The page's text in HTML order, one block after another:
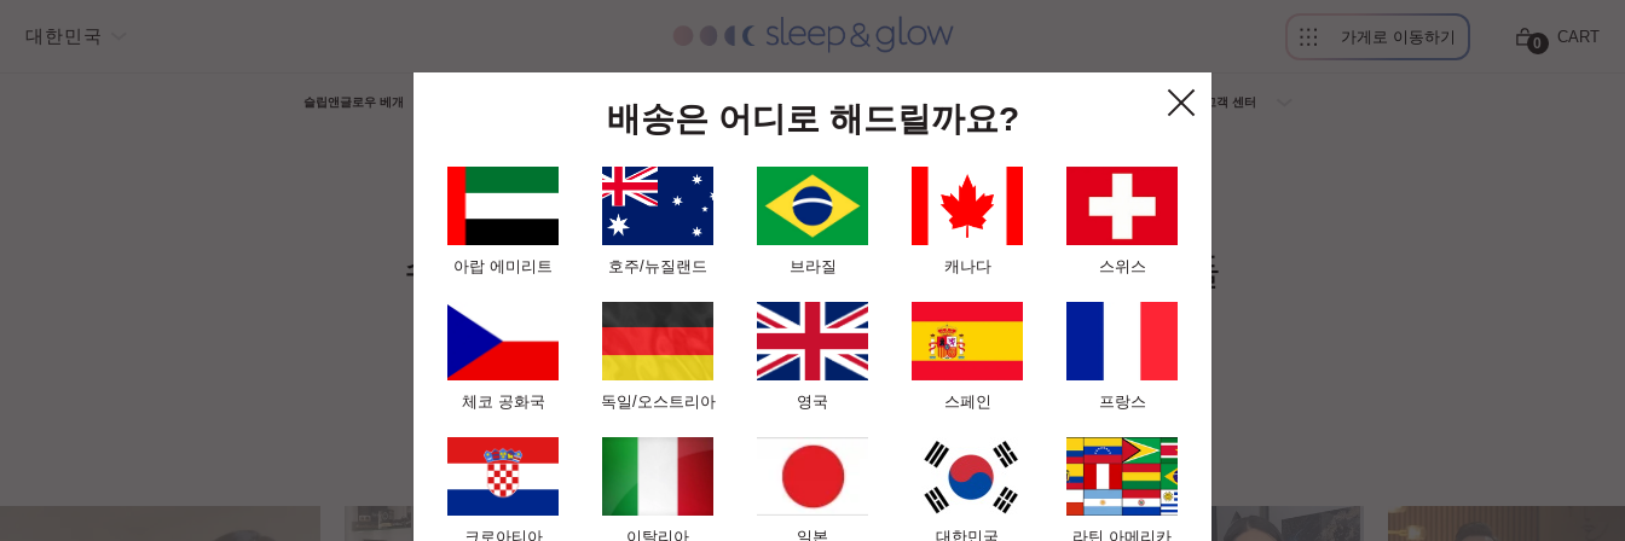
대한민국 가게로 이동하기 CART
0
슬립앤글로우 베개 슬립앤글로우 실크 컬렉션 당사의 과학 고객 센터
수상내역 및 슬립앤글로우를 추천하는 전문가들
"슬립앤글로우 베개는 주름방지를 위한 뛰어난 발명품입니다"
- Dr. David Shafer, New York, USA
배송은 어디로 해드릴까요?
아랍 에미리트 호주/뉴질랜드 브라질 캐나다 스위스
체코 공화국 독일/오스트리아 영국 스페인 프랑스
크로아티아 이탈리아 일본 대한민국 라틴 아메리카